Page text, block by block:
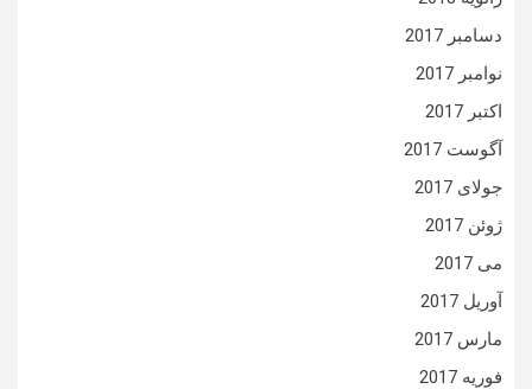
دسامبر 2017
نوامبر 2017
اکتبر 2017
آگوست 2017
جولای 2017
ژوئن 2017
می 2017
آوریل 2017
مارس 2017
فوریه 2017